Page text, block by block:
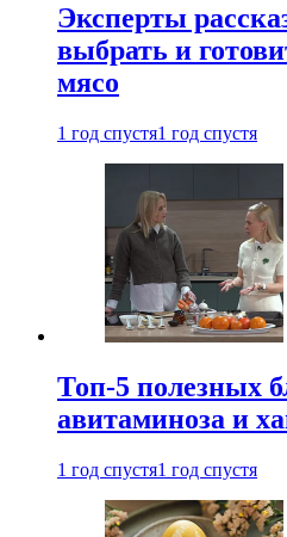
Эксперты
выбрать и
мясо
1 год спустя1 год спустя
Топ-5 полезных
авитаминоза и
1 год спустя1 год спустя